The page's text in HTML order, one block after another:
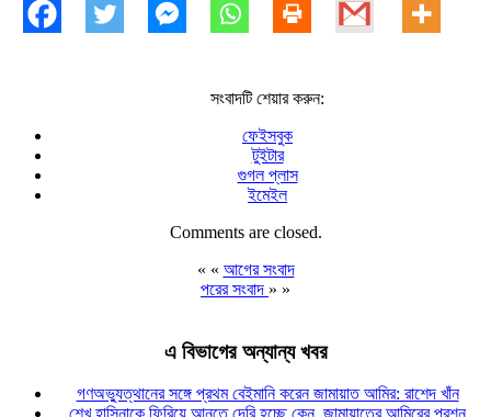
সংবাদটি শেয়ার করুন:
ফেইসবুক
টুইটার
গুগল প্লাস
ইমেইল
Comments are closed.
« « আগের সংবাদ
পরের সংবাদ » »
এ বিভাগের অন্যান্য খবর
গণঅভ্যুত্থানের সঙ্গে প্রথম বেইমানি করেন জামায়াত আমির: রাশেদ খাঁন